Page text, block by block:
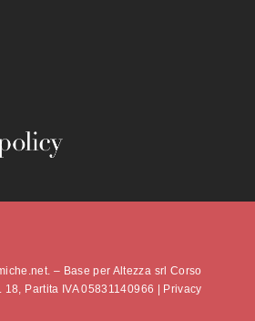
– Base per Altezza srl Corso
Partita IVA 05831140966 | Privacy